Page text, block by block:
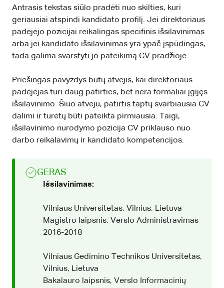
Antrasis tekstas siūlo pradėti nuo skilties, kuri
geriausiai atspindi kandidato profilį. Jei direktoriaus
padėjėjo pozicijai reikalingas specifinis išsilavinimas
arba jei kandidato išsilavinimas yra ypač įspūdingas,
tada galima svarstyti jo pateikimą CV pradžioje.
Priešingas pavyzdys būtų atvejis, kai direktoriaus
padėjėjas turi daug patirties, bet nėra formaliai įgijęs
išsilavinimo. Šiuo atveju, patirtis taptų svarbiausia CV
dalimi ir turėtų būti pateikta pirmiausia. Taigi,
išsilavinimo nurodymo pozicija CV priklauso nuo
darbo reikalavimų ir kandidato kompetencijos.
GERAS
Išsilavinimas:
Vilniaus Universitetas, Vilnius, Lietuva
Magistro laipsnis, Verslo Administravimas
2016-2018
Vilniaus Gedimino Technikos Universitetas,
Vilnius, Lietuva
Bakalauro laipsnis, Verslo Informacinių